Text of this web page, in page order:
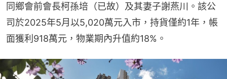
同鄉會前會長柯孫培（已故）及其妻子謝燕川。該公
司於2025年5月以5,020萬元入市，持貨僅約1年，帳
面獲利918萬元，物業期內升值約18%。